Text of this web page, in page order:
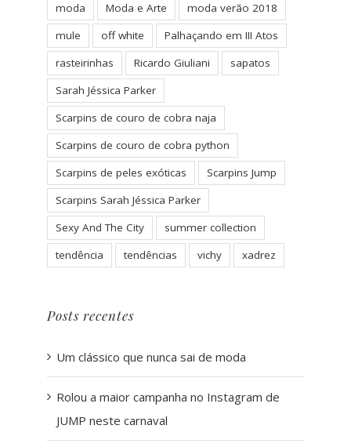
moda
Moda e Arte
moda verão 2018
mule
off white
Palhaçando em III Atos
rasteirinhas
Ricardo Giuliani
sapatos
Sarah Jéssica Parker
Scarpins de couro de cobra naja
Scarpins de couro de cobra python
Scarpins de peles exóticas
Scarpins Jump
Scarpins Sarah Jéssica Parker
Sexy And The City
summer collection
tendência
tendências vichy xadrez
Posts recentes
Um clássico que nunca sai de moda
Rolou a maior campanha no Instagram de
JUMP neste carnaval